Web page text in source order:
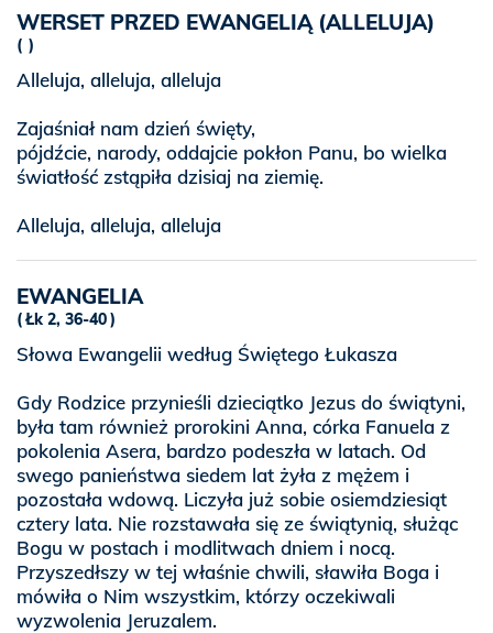
WERSET PRZED EWANGELIĄ (ALLELUJA)
Alleluja, alleluja, alleluja
Zajaśniał nam dzień święty,
pójdźcie, narody, oddajcie pokłon Panu, bo wielka
światłość zstąpiła dzisiaj na ziemię.
Alleluja, alleluja, alleluja
EWANGELIA
Łk 2, 36-40
Słowa Ewangelii według Świętego Łukasza
Gdy Rodzice przynieśli dzieciątko Jezus do świątyni,
była tam również prorokini Anna, córka Fanuela z
pokolenia Asera, bardzo podeszła w latach. Od
swego panieństwa siedem lat żyła z mężem i
pozostała wdową. Liczyła już sobie osiemdziesiąt
cztery lata. Nie rozstawała się ze świątynią, służąc
Bogu w postach i modlitwach dniem i nocą.
Przyszedłszy w tej właśnie chwili, sławiła Boga i
mówiła o Nim wszystkim, którzy oczekiwali
wyzwolenia Jeruzalem.